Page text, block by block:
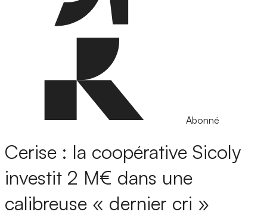
Abonné
Cerise : la coopérative Sicoly
investit 2 M€ dans une
calibreuse « dernier cri »